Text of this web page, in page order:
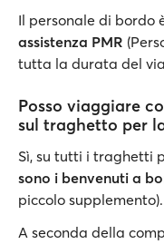
Il personale di bordo
assistenza PMR
tutta la durata del
Posso viaggiare
sul traghetto per
Sì, su tutti i traghetti
sono i benvenuti a
piccolo supplemento).
A seconda della